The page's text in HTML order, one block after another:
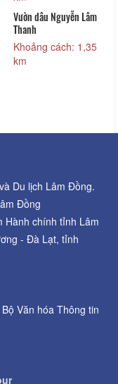
Vườn dâu Nguyễn Lâm
Thanh
Khoảng cách: 1,35
km
Du lịch Lâm Đồng.
Đồng
Hành chính tỉnh Lâm
- Đà Lạt, tỉnh
Văn hóa Thông tin